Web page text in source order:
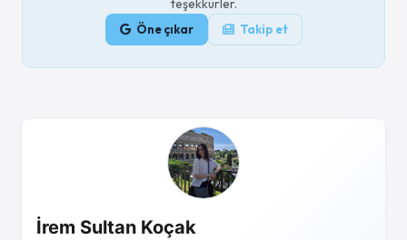
teşekkürler.
Öne çıkar Takip et
İrem Sultan Koçak